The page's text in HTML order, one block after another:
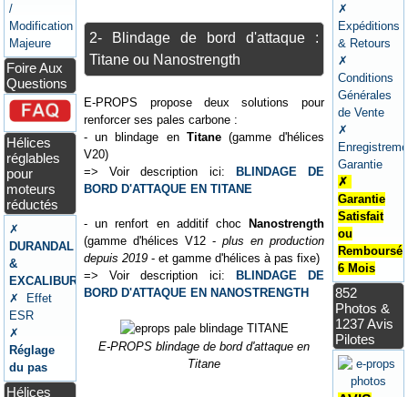
/
Modification
Majeure
Foire Aux
Questions
Hélices
réglables
pour
moteurs
réductés
✗
DURANDAL
&
EXCALIBUR
✗ Effet
ESR
✗
Réglage
du pas
Hélices
2- Blindage de bord d'attaque :
Titane ou Nanostrength
E-PROPS propose deux solutions pour
renforcer ses pales carbone :
- un blindage en Titane(gamme d'hélices
V20)
=> Voir description ici:
BLINDAGE DE
BORD D'ATTAQUE EN TITANE
- un renfort en additif choc
Nanostrength
(gamme d'hélices V12 - plus en production
depuis 2019 - et gamme d'hélices à pas fixe)
=> Voir description ici:
BLINDAGE DE
BORD D'ATTAQUE EN NANOSTRENGTH
E-PROPS blindage de bord d'attaque en
Titane
✗
Expéditions
& Retours
✗
Conditions
Générales
de Vente
✗
Garantie
✗
Garantie
Satisfait
ou
Remboursé
6 Mois
852
Photos &
1237 Avis
Pilotes